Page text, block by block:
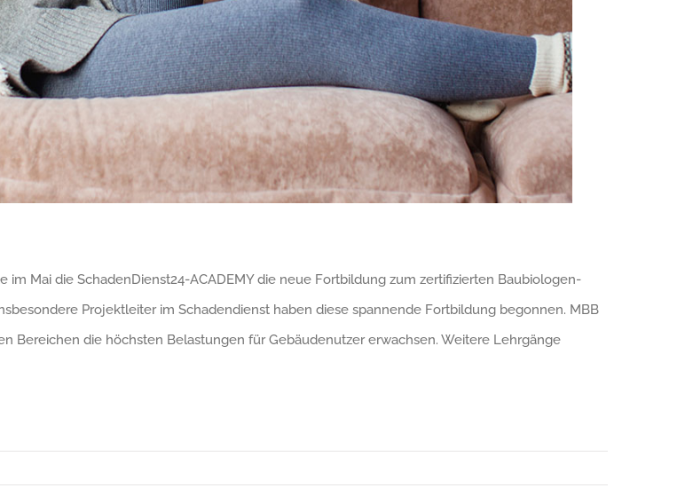
Mai die SchadenDienst24-ACADEMY die neue Fortbildung zum zertifizierten Baubiologen-
Projektleiter im Schadendienst haben diese spannende Fortbildung begonnen. MBB
Bereichen die höchsten Belastungen für Gebäudenutzer erwachsen. Weitere Lehrgänge